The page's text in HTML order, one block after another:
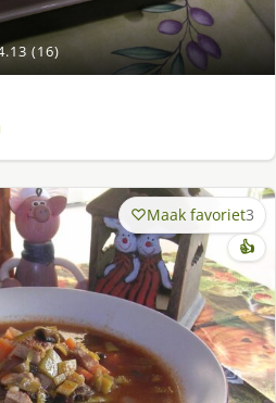
(16)
Maak favoriet3
👍